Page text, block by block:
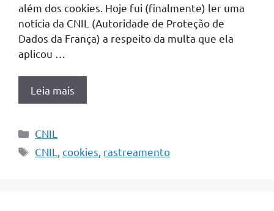
além dos cookies. Hoje fui (finalmente) ler uma
notícia da CNIL (Autoridade de Proteção de
Dados da França) a respeito da multa que ela
aplicou …
Leia mais
Categorias
CNIL
Tags
CNIL ,cookies rastreamento